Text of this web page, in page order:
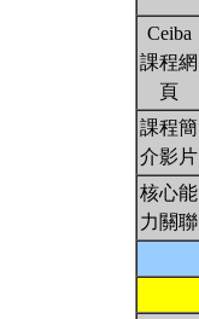
Ceiba
課程網
頁
課程簡
介影片
核心能
力關聯